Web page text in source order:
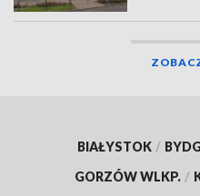
BIAŁYSTOK /
GORZÓW WLKP. /